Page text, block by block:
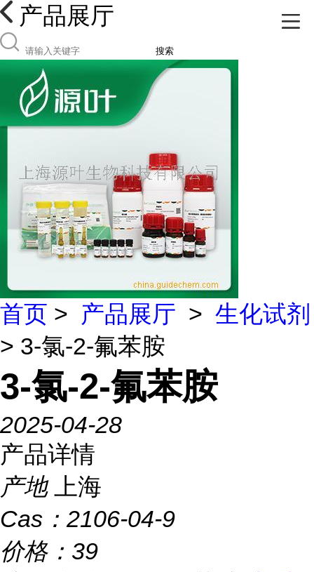
产品展厅
搜索
首页 > 产品展厅 > 生化试剂
> 3-氯-2-氟苯胺
3-氯-2-氟苯胺
2025-04-28
产品详情
产地
上海
Cas： 2106-04-9
价格： 39